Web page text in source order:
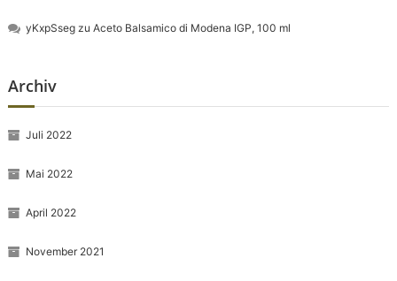
yKxpSsegzu Aceto Balsamico di Modena IGP, 100 ml
Archiv
Juli 2022
Mai 2022
April 2022
November 2021